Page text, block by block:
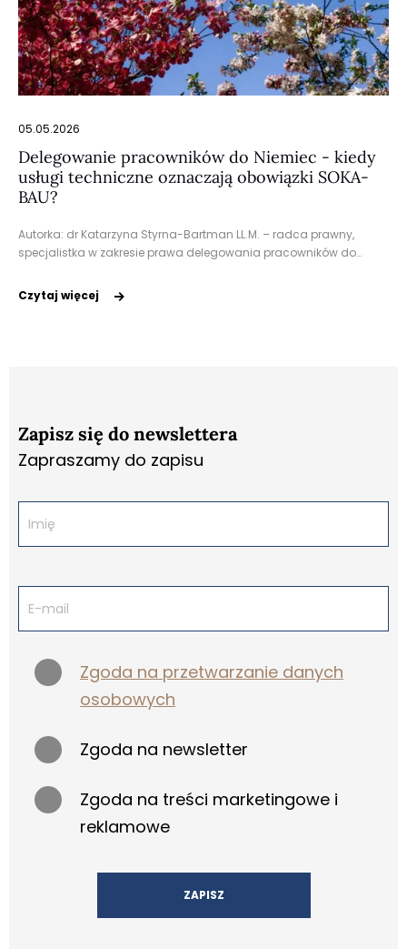
05.05.2026
Delegowanie pracowników do Niemiec - kiedy
usługi techniczne oznaczają obowiązki SOKA-
BAU?
Autorka: dr Katarzyna Styrna-Bartman LL.M. – radca prawny,
specjalistka w zakresie prawa delegowania pracowników do…
Czytaj więcej
Zapisz się do newslettera
Zapraszamy do zapisu
Zgoda na przetwarzanie danych
osobowych
Zgoda na newsletter
Zgoda na treści marketingowe i
reklamowe